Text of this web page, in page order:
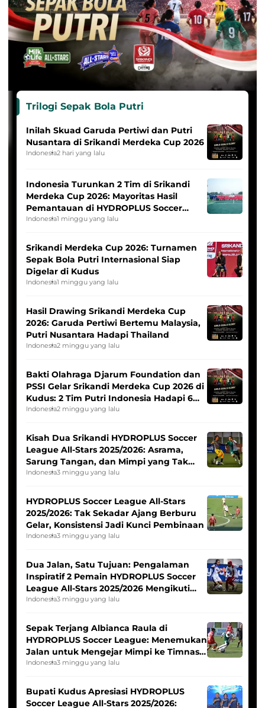
Trilogi Sepak Bola Putri
Inilah Skuad Garuda Pertiwi dan Putri
Nusantara di Srikandi Merdeka Cup 2026
Indonesia2 hari yang lalu
Indonesia Turunkan 2 Tim di Srikandi
Merdeka Cup 2026: Mayoritas Hasil
Pemantauan di HYDROPLUS Soccer
League
Indonesia1 minggu yang lalu
Srikandi Merdeka Cup 2026: Turnamen
Sepak Bola Putri Internasional Siap
Digelar di Kudus
Indonesia1 minggu yang lalu
Hasil Drawing Srikandi Merdeka Cup
2026: Garuda Pertiwi Bertemu Malaysia,
Putri Nusantara Hadapi Thailand
Indonesia2 minggu yang lalu
Bakti Olahraga Djarum Foundation dan
PSSI Gelar Srikandi Merdeka Cup 2026 di
Kudus: 2 Tim Putri Indonesia Hadapi 6
Tim Asia
Indonesia2 minggu yang lalu
Kisah Dua Srikandi HYDROPLUS Soccer
League All-Stars 2025/2026: Asrama,
Sarung Tangan, dan Mimpi yang Tak
Pernah Padam
Indonesia3 minggu yang lalu
HYDROPLUS Soccer League All-Stars
2025/2026: Tak Sekadar Ajang Berburu
Gelar, Konsistensi Jadi Kunci Pembinaan
Indonesia3 minggu yang lalu
Dua Jalan, Satu Tujuan: Pengalaman
Inspiratif 2 Pemain HYDROPLUS Soccer
League All-Stars 2025/2026 Mengikuti
Seleksi Timnas Indonesia Putri
Indonesia3 minggu yang lalu
Sepak Terjang Albianca Raula di
HYDROPLUS Soccer League: Menemukan
Jalan untuk Mengejar Mimpi ke Timnas
Indonesia Putri
Indonesia3 minggu yang lalu
Bupati Kudus Apresiasi HYDROPLUS
Soccer League All-Stars 2025/2026: